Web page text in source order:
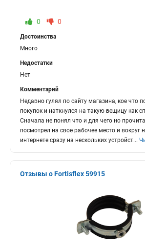
0 0
Достоинства
Много
Недостатки
Нет
Комментарий
Недавно гулял по сайту магазина, кое что
покупок и наткнулся на такую вещицу как
Сначала не понял что и для чего но
посмотрел на свое рабочее место и вокруг
интернете сразу на нескольких устройст...
Отзывы о Fortisflex 59915